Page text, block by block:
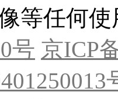
等任何使
号 京ICP